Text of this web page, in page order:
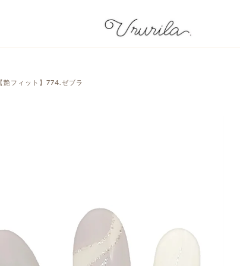
【艶フィット】774.ゼブラ